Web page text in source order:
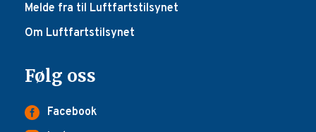
Melde fra til Luftfartstilsynet
Om Luftfartstilsynet
Følg oss
Facebook